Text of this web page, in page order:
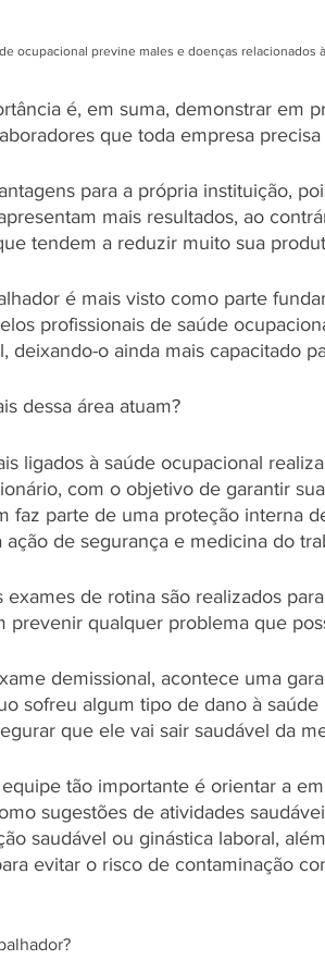
ocupacional previne males e doenças relacionados
é, em suma, demonstrar em
que toda empresa precisa
para a própria instituição,
mais resultados, ao
tendem a reduzir muito sua
é mais visto como parte
profissionais de saúde
deixando-o ainda mais capacitado
dessa área atuam?
ligados à saúde ocupacional
com o objetivo de garantir
faz parte de uma proteção interna
de segurança e medicina do
exames de rotina são realizados
prevenir qualquer problema que
demissional, acontece uma
sofreu algum tipo de dano à
que ele vai sair saudável da
tão importante é orientar a
sugestões de atividades
saudável ou ginástica laboral,
evitar o risco de contaminação